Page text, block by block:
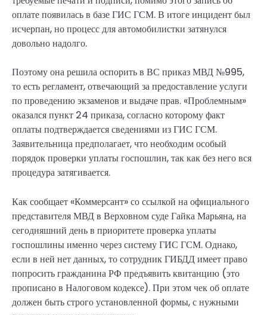
оплате появилась в базе ГИС ГСМ. В итоге инцидент был
исчерпан, но процесс для автомобилистки затянулся
довольно надолго.
Поэтому она решила оспорить в ВС приказ МВД №995,
то есть регламент, отвечающий за предоставление услуги
по проведению экзаменов и выдаче прав. «Проблемным»
оказался пункт 24 приказа, согласно которому факт
оплаты подтверждается сведениями из ГИС ГСМ.
Заявительница предполагает, что необходим особый
порядок проверки уплаты госпошлин, так как без него вся
процедура затягивается.
Как сообщает «Коммерсант» со ссылкой на официального
представителя МВД в Верховном суде Гайка Марьяна, на
сегодняшний день в приоритете проверка уплаты
госпошлины именно через систему ГИС ГСМ. Однако,
если в ней нет данных, то сотрудник ГИБДД имеет право
попросить гражданина РФ предъявить квитанцию (это
прописано в Налоговом кодексе). При этом чек об оплате
должен быть строго установленной формы, с нужными